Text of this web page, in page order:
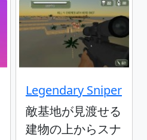
Legendary Sniper
敵基地が見渡せる
建物の上からスナ